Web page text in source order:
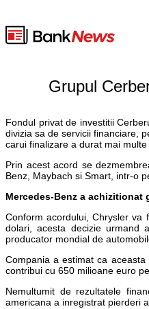
Grupul
Fondul privat de investitii
divizia sa de servicii financiare,
carui finalizare a durat mai
Prin acest acord se
Benz, Maybach si Smart, intr-o
Mercedes-Benz a achizitionat
Conform acordului, Chrysler va
dolari, acesta decizie urmand
producator mondial de
Compania a estimat ca
contribui cu 650 milioane euro
Nemultumit de rezultatele
americana a inregistrat pierderi